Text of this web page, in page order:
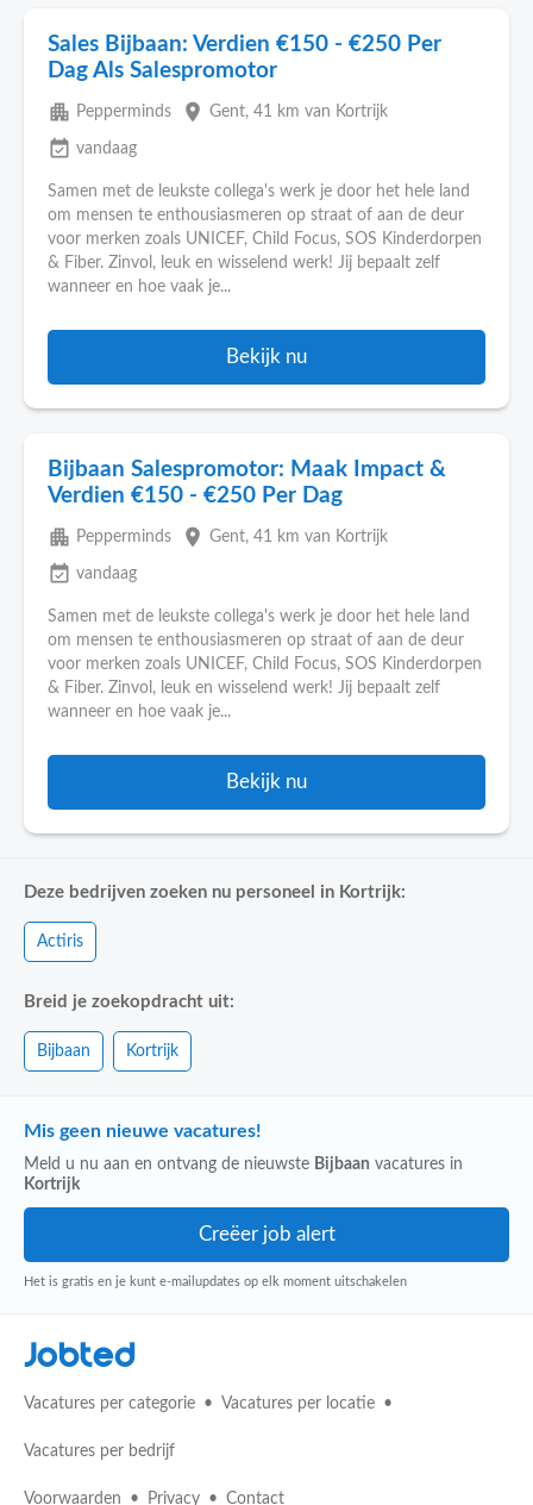
Sales Bijbaan: Verdien €150 - €250 Per
Dag Als Salespromotor
apartment Pepperminds place Gent, 41 km van Kortrijk
event_available vandaag
Samen met de leukste collega's werk je door het hele land
om mensen te enthousiasmeren op straat of aan de deur
voor merken zoals UNICEF, Child Focus, SOS Kinderdorpen
& Fiber. Zinvol, leuk en wisselend werk! Jij bepaalt zelf
wanneer en hoe vaak je...
Bekijk nu
Bijbaan Salespromotor: Maak Impact &
Verdien €150 - €250 Per Dag
apartment Pepperminds place Gent, 41 km van Kortrijk
event_available vandaag
Samen met de leukste collega's werk je door het hele land
om mensen te enthousiasmeren op straat of aan de deur
voor merken zoals UNICEF, Child Focus, SOS Kinderdorpen
& Fiber. Zinvol, leuk en wisselend werk! Jij bepaalt zelf
wanneer en hoe vaak je...
Bekijk nu
Deze bedrijven zoeken nu personeel in Kortrijk:
Actiris
Breid je zoekopdracht uit:
Bijbaan Kortrijk
Mis geen nieuwe vacatures!
Meld u nu aan en ontvang de nieuwste Bijbaan vacatures in
Kortrijk
Het is gratis en je kunt e-mailupdates op elk moment uitschakelen
Jobted
Vacatures per categorie Vacatures per locatie
Vacatures per bedrijf
Voorwaarden Privacy Contact